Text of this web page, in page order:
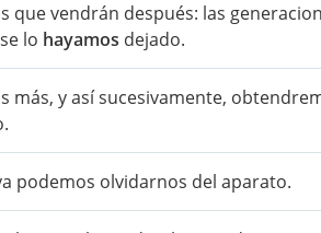
que vendrán después: las
lo hayamos dejado.
más, y así sucesivamente,
podemos olvidarnos del aparato.